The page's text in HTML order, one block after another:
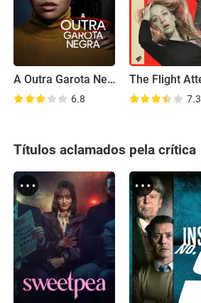
A Outra Garota Negra
6.8 7.3
Títulos aclamados pela crítica